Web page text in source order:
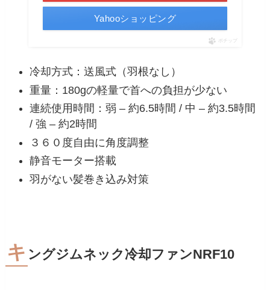
Yahooショッピング
ポチップ
冷却方式：送風式（羽根なし）
重量：180gの軽量で首への負担が少ない
連続使用時間：弱 – 約6.5時間 / 中 – 約3.5時間
/ 強 – 約2時間
３６０度自由に角度調整
静音モーター搭載
羽がない髪巻き込み対策
キ ングジムネック冷却ファンNRF10